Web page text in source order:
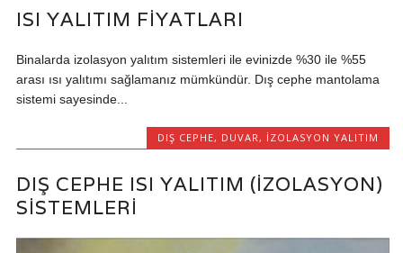
ISI YALITIM FIYATLARI
Binalarda izolasyon yalıtım sistemleri ile evinizde %30 ile %55
arası ısı yalıtımı sağlamanız mümkündür. Dış cephe mantolama
sistemi sayesinde...
DIŞ CEPHE, DUVAR , İZOLASYON YALITIM
DIŞ CEPHE ISI YALITIM (IZOLASYON)
SISTEMLERI